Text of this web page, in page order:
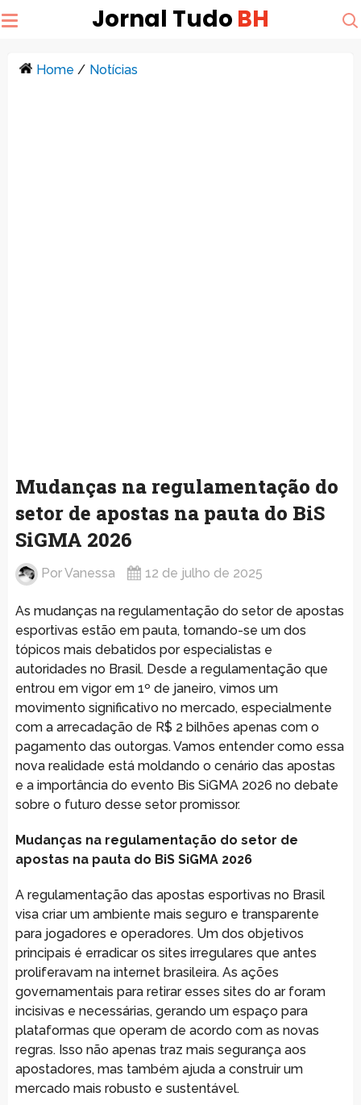
Jornal Tudo BH
Home / Notícias
Mudanças na regulamentação do
setor de apostas na pauta do BiS
SiGMA 2026
PorVanessa 12 de julho de 2025
As mudanças na regulamentação do setor de apostas
esportivas estão em pauta, tornando-se um dos
tópicos mais debatidos por especialistas e
autoridades no Brasil. Desde a regulamentação que
entrou em vigor em 1º de janeiro, vimos um
movimento significativo no mercado, especialmente
com a arrecadação de R$ 2 bilhões apenas com o
pagamento das outorgas. Vamos entender como essa
nova realidade está moldando o cenário das apostas
e a importância do evento Bis SiGMA 2026 no debate
sobre o futuro desse setor promissor.
Mudanças na regulamentação do setor de
apostas na pauta do BiS SiGMA 2026
A regulamentação das apostas esportivas no Brasil
visa criar um ambiente mais seguro e transparente
para jogadores e operadores. Um dos objetivos
principais é erradicar os sites irregulares que antes
proliferavam na internet brasileira. As ações
governamentais para retirar esses sites do ar foram
incisivas e necessárias, gerando um espaço para
plataformas que operam de acordo com as novas
regras. Isso não apenas traz mais segurança aos
apostadores, mas também ajuda a construir um
mercado mais robusto e sustentável.